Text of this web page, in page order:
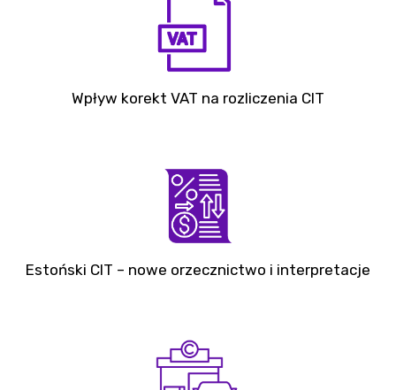
Wpływ korekt VAT na rozliczenia CIT
Estoński CIT – nowe orzecznictwo i interpretacje